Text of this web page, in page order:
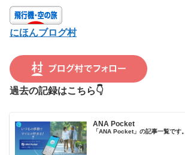
にほんブログ村
過去の記録はこちら👇
ANA Pocket
「ANA Pocket」の記事一覧です。